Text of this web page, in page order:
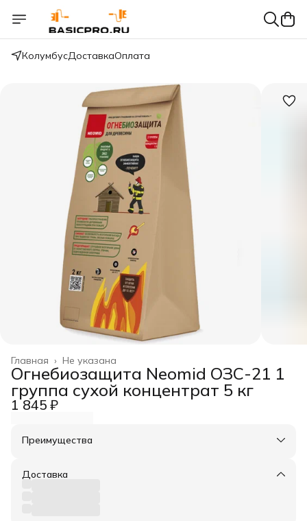
КолумбусДоставкаОплата
Не указана
Главная ›
Огнебиозащита Neomid ОЗС-21 1
группа сухой концентрат 5 кг
1 845 ₽
Преимущества
Оплата частями в Сплит
Удобный возврат
Доставка